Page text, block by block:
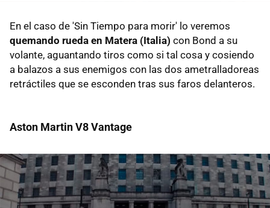
En el caso de 'Sin Tiempo para morir' lo veremos
quemando rueda en Matera (Italia) con Bond a su
volante, aguantando tiros como si tal cosa y cosiendo
a balazos a sus enemigos con las dos ametralladoreas
retráctiles que se esconden tras sus faros delanteros.
Aston Martin V8 Vantage